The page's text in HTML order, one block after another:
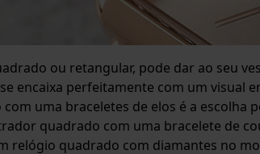
ou retangular, pode dar ao seu
encaixa perfeitamente com um visual
uma braceletes de elos é a escolha
quadrado com uma bracelete de
relógio quadrado com diamantes no